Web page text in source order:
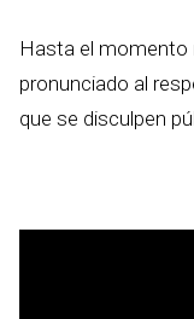
Hasta el momento
pronunciado al
que se disculpen